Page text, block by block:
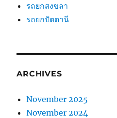
รถยกสงขลา
รถยกปัตตานี
ARCHIVES
November 2025
November 2024